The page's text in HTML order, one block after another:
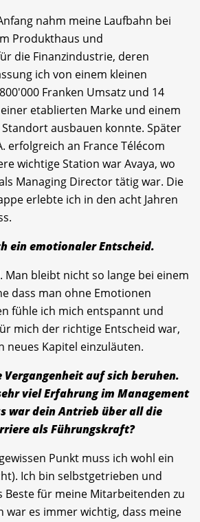
nahm meine Laufbahn bei
Produkthaus und
die Finanzindustrie, deren
ich von einem kleinen
Franken Umsatz und 14
etablierten Marke und einem
ausbauen konnte. Später
erfolgreich an France Télécom
wichtige Station war Avaya, wo
Managing Director tätig war. Die
erlebte ich in den acht Jahren
ein emotionaler Entscheid.
Man bleibt nicht so lange bei einem
dass man ohne Emotionen
fühle ich mich entspannt und
mich der richtige Entscheid war,
neues Kapitel einzuläuten.
Vergangenheit auf sich beruhen.
viel Erfahrung im Management
war dein Antrieb über all die
als Führungskraft?
Punkt muss ich wohl ein
Ich bin selbstgetrieben und
Beste für meine Mitarbeitenden zu
war es immer wichtig, dass meine